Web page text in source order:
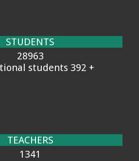
STUDENTS
28963
+ 392 international students
TEACHERS
1341